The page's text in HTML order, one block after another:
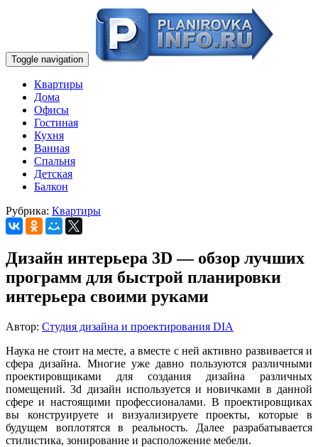
Toggle navigation
Квартиры
Дома
Офисы
Гостиная
Кухня
Ванная
Спальня
Детская
Балкон
Рубрика: Квартиры
Дизайн интерьера 3D — обзор лучших
программ для быстрой планировки
интерьера своими руками
Автор: Студия дизайна и проектирования DIA
Наука не стоит на месте, а вместе с ней активно развивается и
сфера дизайна. Многие уже давно пользуются различными
проектировщиками для создания дизайна различных
помещений. 3d дизайн используется и новичками в данной
сфере и настоящими профессионалами. В проектировщиках
вы конструируете и визуализируете проекты, которые в
будущем воплотятся в реальность. Далее разрабатывается
стилистика, зонирование и расположение мебели.